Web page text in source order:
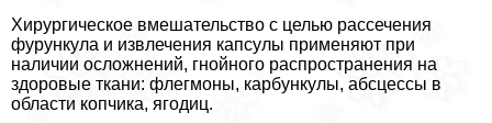
Хирургическое вмешательство с целью рассечения
фурункула и извлечения капсулы применяют при
наличии осложнений, гнойного распространения на
здоровые ткани: флегмоны, карбункулы, абсцессы в
области копчика, ягoдиц.